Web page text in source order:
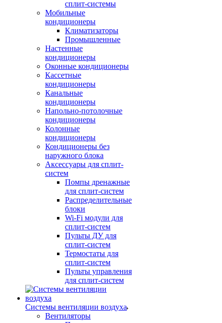
сплит-системы
Мобильные
кондиционеры
Климатизаторы
Промышленные
Настенные
кондиционеры
Оконные кондиционеры
Кассетные
кондиционеры
Канальные
кондиционеры
Напольно-потолочные
кондиционеры
Колонные
кондиционеры
Кондиционеры без
наружного блока
Аксессуары для сплит-
систем
Помпы дренажные
для сплит-систем
Распределительные
блоки
Wi-Fi модули для
сплит-систем
Пульты ДУ для
сплит-систем
Термостаты для
сплит-систем
Пульты управления
для сплит-систем
Системы вентиляции воздуха
Вентиляторы